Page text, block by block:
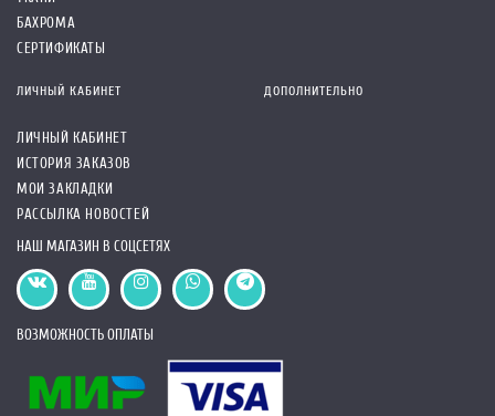
БАХРОМА
СЕРТИФИКАТЫ
ЛИЧНЫЙ КАБИНЕТ
ЛИЧНЫЙ КАБИНЕТ
ИСТОРИЯ ЗАКАЗОВ
МОИ ЗАКЛАДКИ
РАССЫЛКА НОВОСТЕЙ
ДОПОЛНИТЕЛЬНО
НАШ МАГАЗИН В СОЦСЕТЯХ
ВОЗМОЖНОСТЬ ОПЛАТЫ